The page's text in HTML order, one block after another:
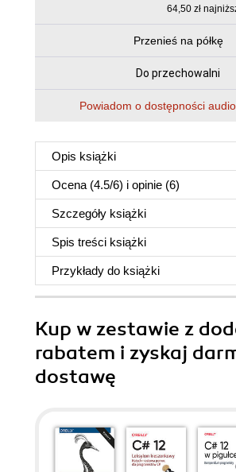
64,50 zł
Przenieś na półkę
Do przechowalni
Powiadom o dostępności
Opis książki
Ocena (4.5/6) i opinie (6)
Szczegóły książki
Spis treści książki
Przykłady do książki
Kup w zestawie z
rabatem i zyskaj
dostawę